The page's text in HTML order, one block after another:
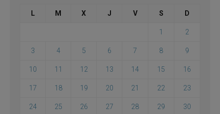
L M X J V S D
1 2
3 4 5 6 7 8 9
10 11 12 13 14 15 16
17 18 19 20 21 22 23
24 25 26 27 28 29 30